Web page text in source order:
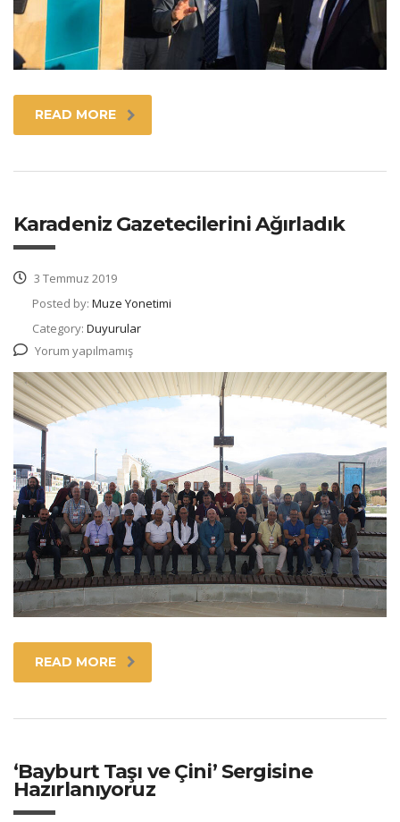
READ MORE
Karadeniz Gazetecilerini Ağırladık
3 Temmuz 2019
Posted by: Muze Yonetimi
Category: Duyurular
Yorum yapılmamış
READ MORE
‘Bayburt Taşı ve Çini’ Sergisine
Hazırlanıyoruz